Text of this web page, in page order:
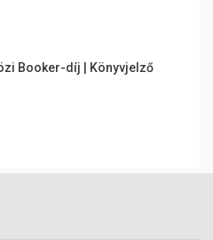
Booker-díj | Könyvjelző